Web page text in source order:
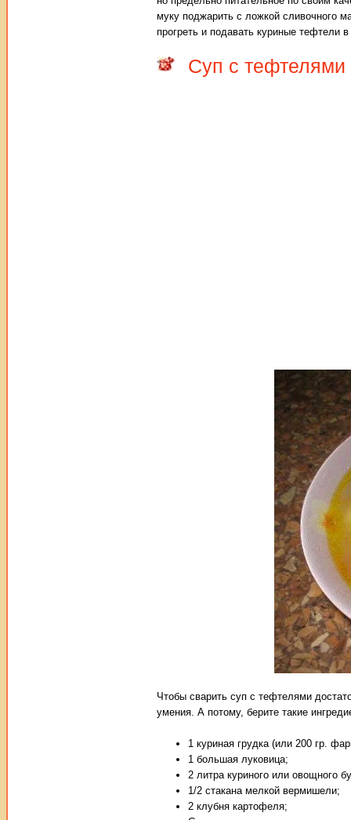
муку поджарить с ложкой сливочного
прогреть и подавать куриные тефтели
Суп с тефтелями
Чтобы сварить суп с тефтелями
умения. А потому, берите такие
1 куриная грудка (или 200 гр.
1 большая луковица;
2 литра куриного или овощного
1/2 стакана мелкой вермишели;
2 клубня картофеля;